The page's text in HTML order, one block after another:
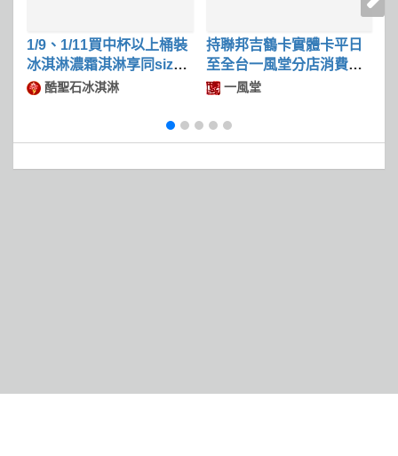
1/9、1/11買中杯以上桶裝
冰淇淋濃霜淇淋享同size
冰淇淋第二件50
酷聖石冰淇淋
持聯邦吉鶴卡實體卡平日
至全台一風堂分店消費滿
$600可現折$50
一風堂